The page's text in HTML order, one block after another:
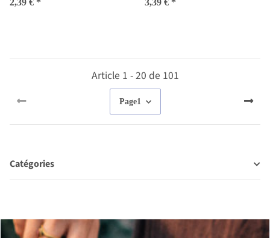
2,39 € * 3,39 € *
Article 1 - 20 de 101
Page1
Catégories